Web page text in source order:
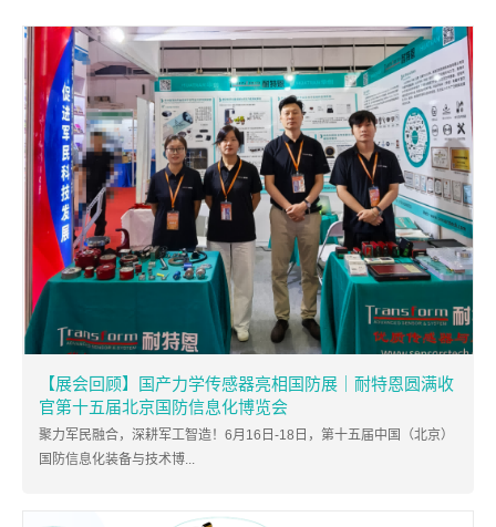
【展会回顾】国产力学传感器亮相国防展｜耐特恩圆满收
官第十五届北京国防信息化博览会
聚力军民融合，深耕军工智造！6月16日-18日，第十五届中国（北京）
国防信息化装备与技术博...